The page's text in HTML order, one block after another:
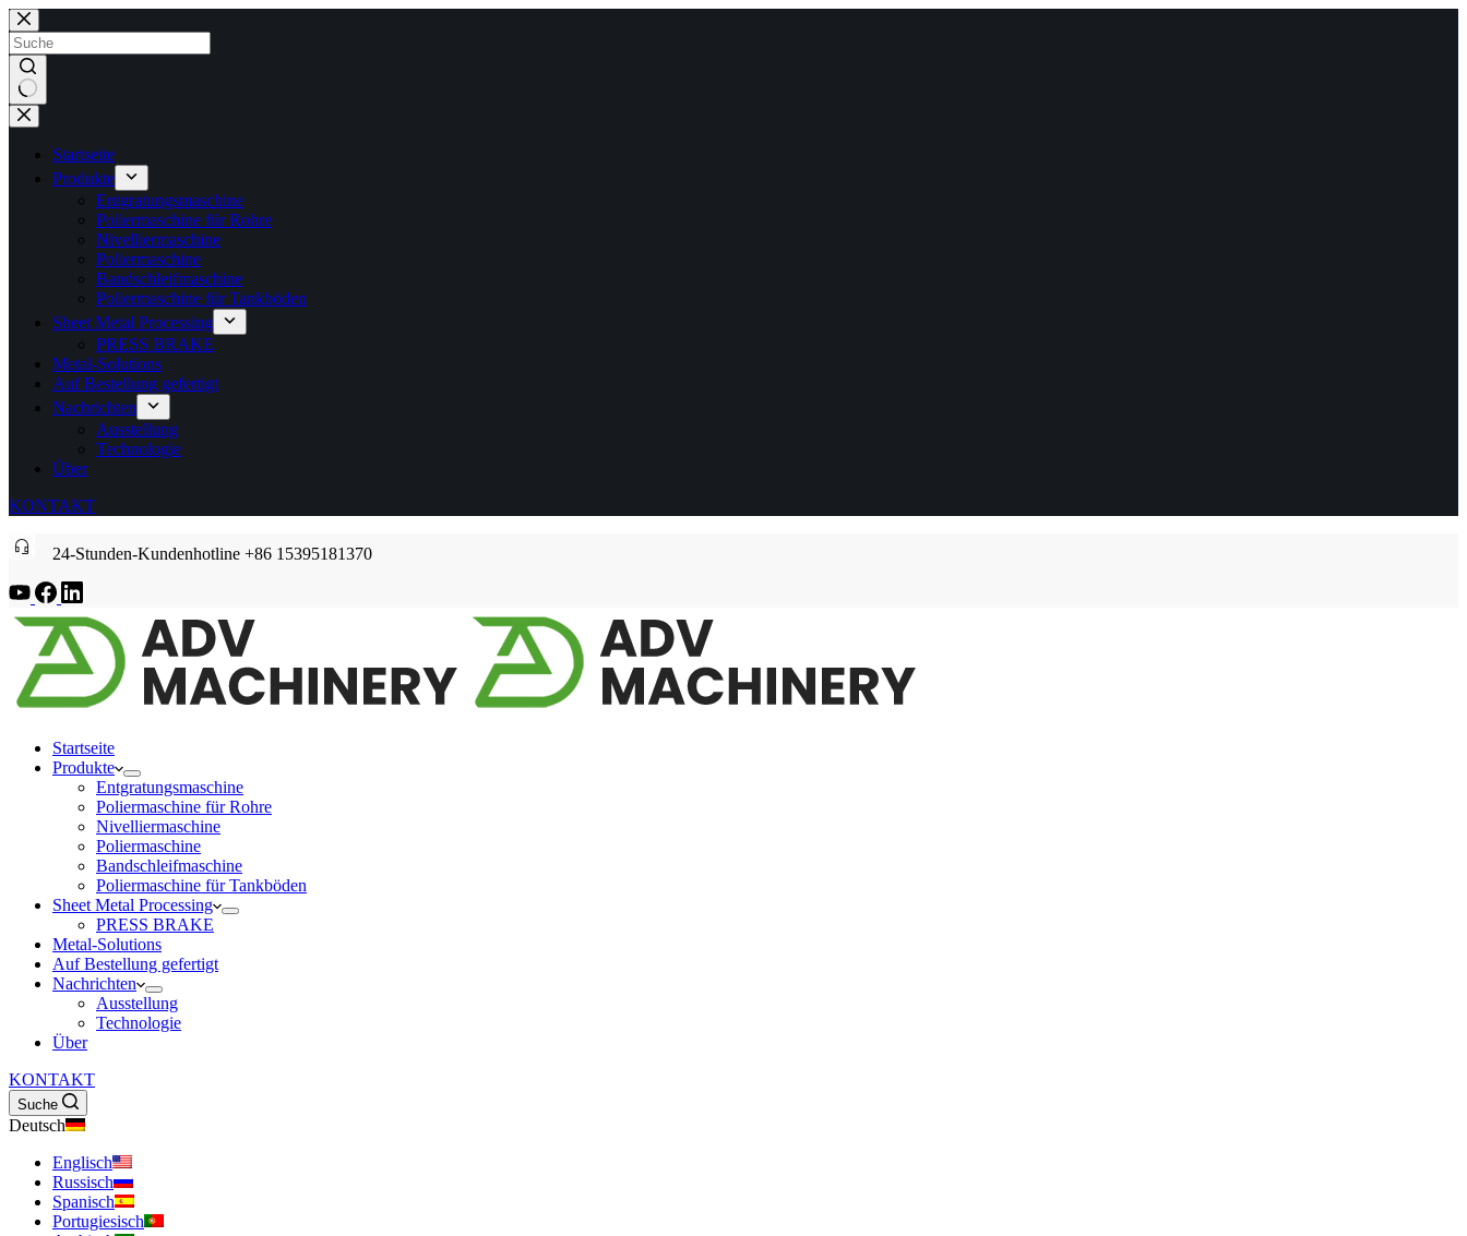
Zum
Inhalt
springen
Keine
Ergebnisse
Startseite
Produkte
Entgratungsmaschine
Poliermaschine für Rohre
Nivelliermaschine
Poliermaschine
Bandschleifmaschine
Poliermaschine für Tankböden
Sheet Metal Processing
PRESS BRAKE
Metal-Solutions
Auf Bestellung gefertigt
Nachrichten
Ausstellung
Technologie
Über
KONTAKT
24-Stunden-Kundenhotline +86 15395181370
Startseite
Produkte
Entgratungsmaschine
Poliermaschine für Rohre
Nivelliermaschine
Poliermaschine
Bandschleifmaschine
Poliermaschine für Tankböden
Sheet Metal Processing
PRESS BRAKE
Metal-Solutions
Auf Bestellung gefertigt
Nachrichten
Ausstellung
Technologie
Über
KONTAKT
Suche
Deutsch
Englisch
Russisch
Spanisch
Portugiesisch